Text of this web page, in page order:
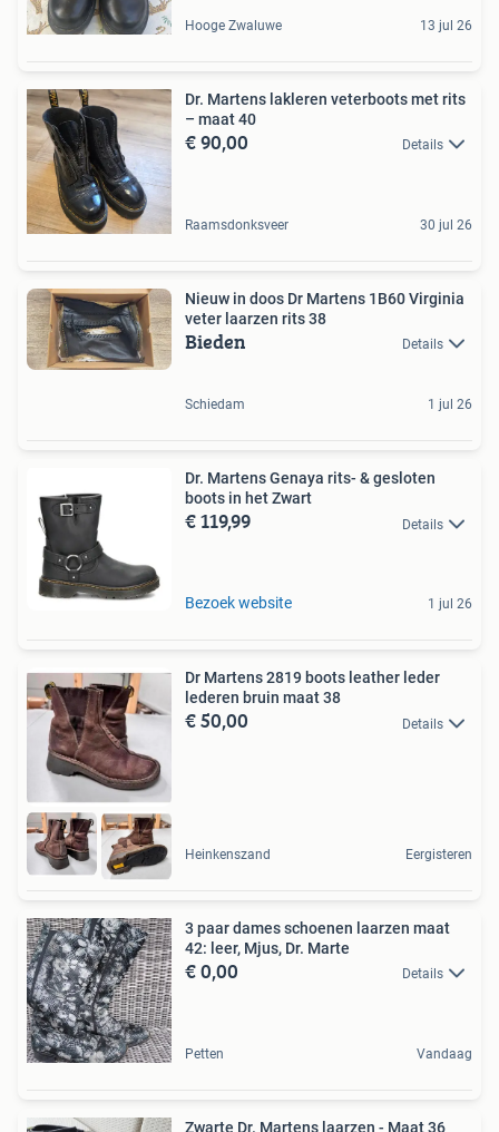
Hooge Zwaluwe 13 jul 26
Dr. Martens lakleren veterboots met rits
– maat 40
€ 90,00 Details
Raamsdonksveer 30 jul 26
Nieuw in doos Dr Martens 1B60 Virginia
veter laarzen rits 38
Bieden Details
Schiedam 1 jul 26
Dr. Martens Genaya rits- & gesloten
boots in het Zwart
€ 119,99 Details
Bezoek website 1 jul 26
Dr Martens 2819 boots leather leder
lederen bruin maat 38
€ 50,00 Details
Heinkenszand Eergisteren
3 paar dames schoenen laarzen maat
42: leer, Mjus, Dr. Marte
€ 0,00 Details
Petten Vandaag
Zwarte Dr. Martens laarzen - Maat 36